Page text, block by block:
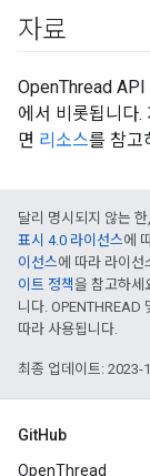
자료
OpenThread API
에서 비롯됩니다.
면 리소스를 참고
달리 명시되지 않는
표시 4.0 라이선스에
이선스에 따라 라이선
이트 정책을 참고하세
니다. OPENTHREAD
따라 사용됩니다.
최종 업데이트: 2023-
GitHub
OpenThread